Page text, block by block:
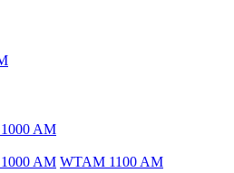
AM
AM WTAM 1100 AM